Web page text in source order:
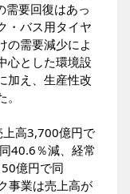
要回復はあっ
・バス用タイヤ
の需要減少によ
心とした環境設
加え、生産性改
高3,700億円で
40.6％減、経常
億円で同
事業は売上高が